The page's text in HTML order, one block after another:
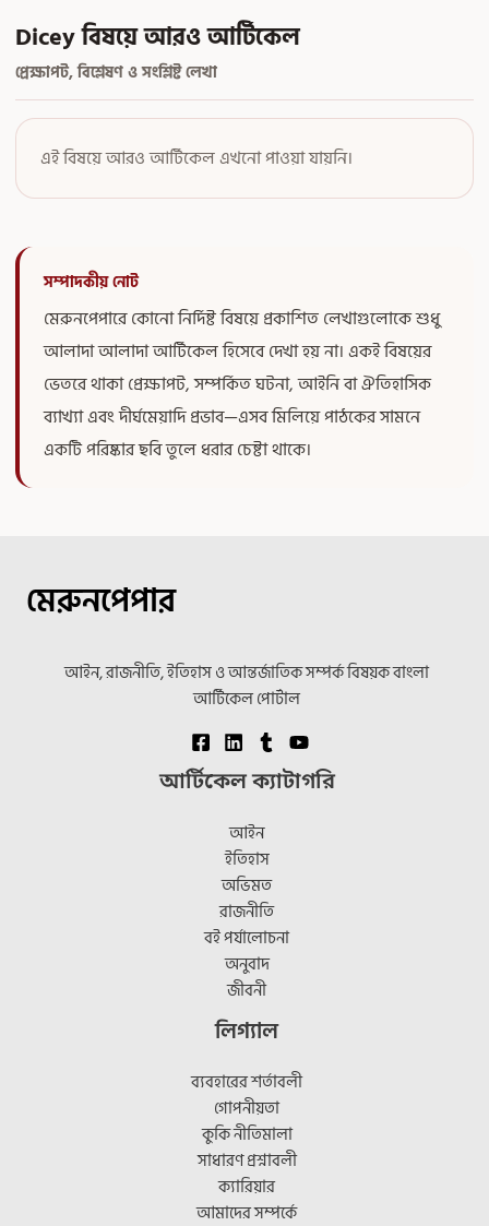
Dicey বিষয়ে আরও আর্টিকেল
প্রেক্ষাপট, বিশ্লেষণ ও সংশ্লিষ্ট লেখা
এই বিষয়ে আরও আর্টিকেল এখনো পাওয়া যায়নি।
সম্পাদকীয় নোট
মেরুনপেপারে কোনো নির্দিষ্ট বিষয়ে প্রকাশিত লেখাগুলোকে শুধু
আলাদা আলাদা আর্টিকেল হিসেবে দেখা হয় না। একই বিষয়ের
ভেতরে থাকা প্রেক্ষাপট, সম্পর্কিত ঘটনা, আইনি বা ঐতিহাসিক
ব্যাখ্যা এবং দীর্ঘমেয়াদি প্রভাব—এসব মিলিয়ে পাঠকের সামনে
একটি পরিষ্কার ছবি তুলে ধরার চেষ্টা থাকে।
মেরুনপেপার
আইন, রাজনীতি, ইতিহাস ও আন্তর্জাতিক সম্পর্ক বিষয়ক বাংলা
আর্টিকেল পোর্টাল
আর্টিকেল ক্যাটাগরি
আইন
ইতিহাস
অভিমত
রাজনীতি
বই পর্যালোচনা
অনুবাদ
জীবনী
লিগ্যাল
ব্যবহারের শর্তাবলী
গোপনীয়তা
কুকি নীতিমালা
সাধারণ প্রশ্নাবলী
ক্যারিয়ার
আমাদের সম্পর্কে